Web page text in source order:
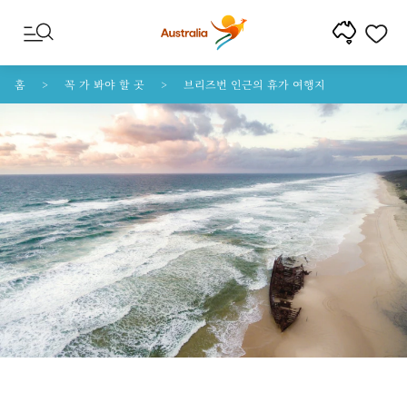
콘텐트로 건너뛰기
꼬리말 내비게이션으로 건너뛰기
홈 꼭 가 봐야 할 곳 브리즈번 인근의 휴가 여행지